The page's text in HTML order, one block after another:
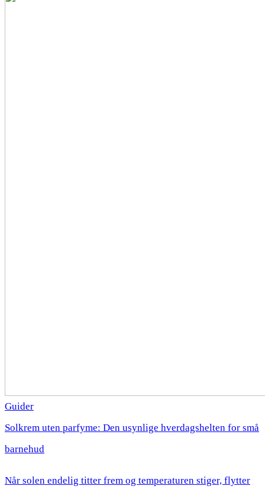
Guider
Solkrem uten parfyme: Den usynlige hverdagshelten for små
barnehud
Når solen endelig titter frem og temperaturen stiger, flytter